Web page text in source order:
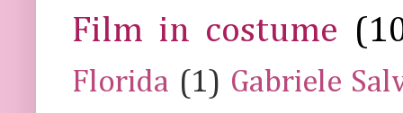
Film in costume
Florida (1) Gabriele